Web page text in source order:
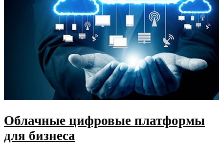
Облачные цифровые платформы
для бизнеса